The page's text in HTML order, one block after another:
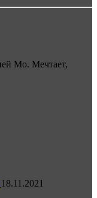
Мо. Мечтает,
18.11.2021